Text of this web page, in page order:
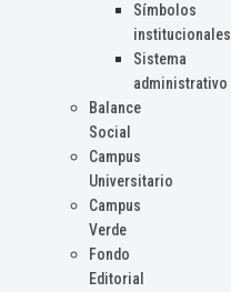
Símbolos
institucionales
Sistema
administrativo
Balance
Social
Campus
Universitario
Campus
Verde
Fondo
Editorial